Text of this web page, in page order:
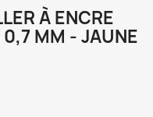
À ENCRE
0,7 MM - JAUNE